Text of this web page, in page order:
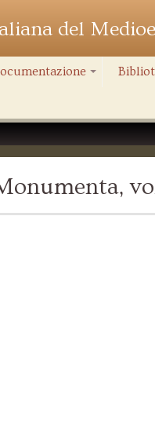
del